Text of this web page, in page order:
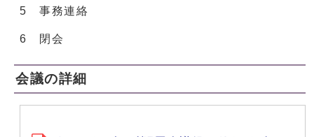
5 事務連絡
6 閉会
会議の詳細